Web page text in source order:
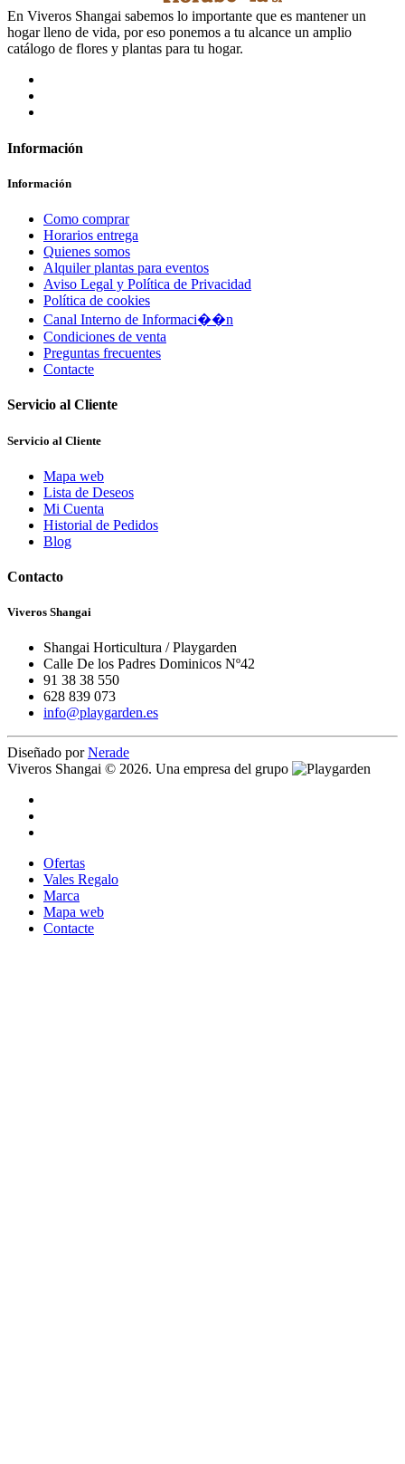
En Viveros Shangai sabemos lo importante que es mantener un
hogar lleno de vida, por eso ponemos a tu alcance un amplio
catálogo de flores y plantas para tu hogar.
Información
Información
Como comprar
Horarios entrega
Quienes somos
Alquiler plantas para eventos
Aviso Legal y Política de Privacidad
Política de cookies
Canal Interno de Informaci��n
Condiciones de venta
Preguntas frecuentes
Contacte
Servicio al Cliente
Servicio al Cliente
Mapa web
Lista de Deseos
Mi Cuenta
Historial de Pedidos
Blog
Contacto
Viveros Shangai
Shangai Horticultura / Playgarden
Calle De los Padres Dominicos Nº42
91 38 38 550
628 839 073
info@playgarden.es
Diseñado porNerade
Viveros Shangai © 2026. Una empresa del grupo
Ofertas
Vales Regalo
Marca
Mapa web
Contacte